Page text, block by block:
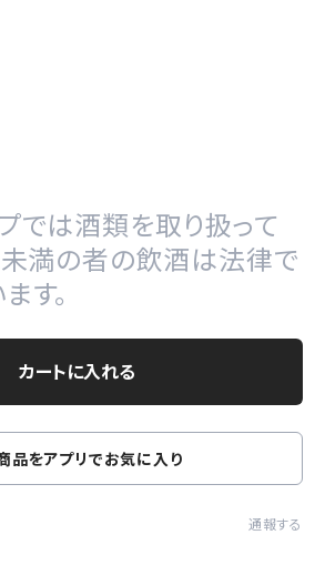
では酒類を取り扱って
未満の者の飲酒は法律で
す。
カートに入れる
品をアプリでお気に入り
通報する